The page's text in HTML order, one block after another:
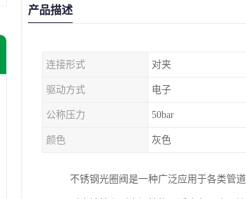
产品描述
连接形式 对夹
驱动方式 电子
公称压力 50bar
颜色 灰色
不锈钢光圈阀是一种广泛应用于各类管